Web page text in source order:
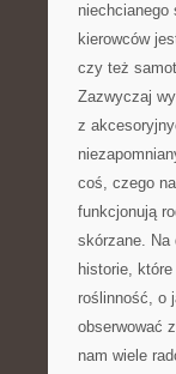
kierowców
czy też
Zazwyczaj
z
coś, czego
funkcjonują
skórzane. Na
historie,
roślinność, o
obserwować
nam wiele